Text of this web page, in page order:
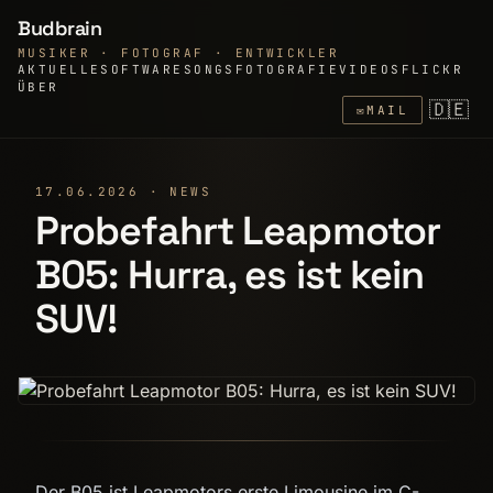
Budbrain
MUSIKER · FOTOGRAF · ENTWICKLER
AKTUELLE SOFTWARE SONGS FOTOGRAFIEVIDEOS FLICKR
ÜBER
✉MAIL 🇩🇪
17.06.2026 · NEWS
Probefahrt Leapmotor
B05: Hurra, es ist kein
SUV!